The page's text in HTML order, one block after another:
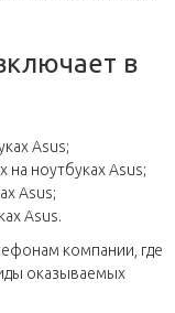
в
Asus;
ноутбуках Asus;
Asus;
Asus.
компании, где
оказываемых